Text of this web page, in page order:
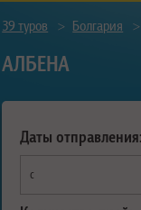
39 туров > Болгария >
АЛБЕНА
Даты отправления:
с